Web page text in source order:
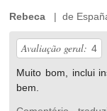
Rebeca | de
Avaliação geral: 4
Muito bom, inclui
bem.